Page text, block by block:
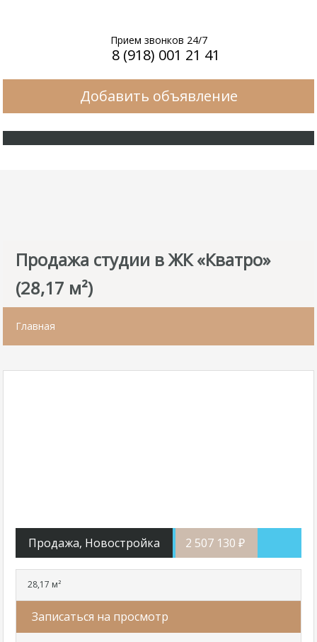
Прием звонков 24/7
8 (918) 001 21 41
Добавить объявление
Продажа студии в ЖК «Кватро»
(28,17 м²)
Главная
Продажа, Новостройка 2 507 130 ₽
28,17 м²
Записаться на просмотр